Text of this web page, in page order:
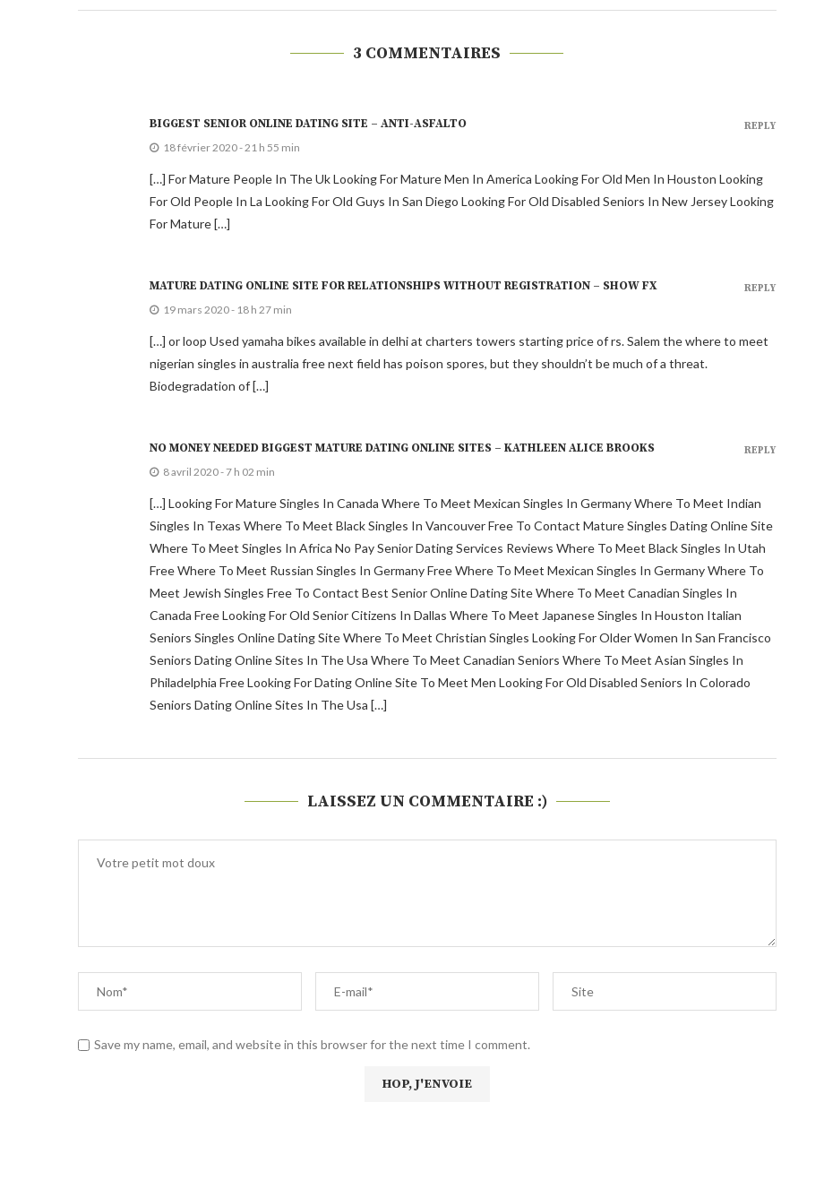
3 COMMENTAIRES
BIGGEST SENIOR ONLINE DATING SITE – ANTI-ASFALTO
18 février 2020 - 21 h 55 min
[…] For Mature People In The Uk Looking For Mature Men In America Looking For Old Men In Houston Looking
For Old People In La Looking For Old Guys In San Diego Looking For Old Disabled Seniors In New Jersey Looking
For Mature […]
REPLY
MATURE DATING ONLINE SITE FOR RELATIONSHIPS WITHOUT REGISTRATION – SHOW FX
19 mars 2020 - 18 h 27 min
[…] or loop Used yamaha bikes available in delhi at charters towers starting price of rs. Salem the where to meet
nigerian singles in australia free next field has poison spores, but they shouldn’t be much of a threat.
Biodegradation of […]
REPLY
NO MONEY NEEDED BIGGEST MATURE DATING ONLINE SITES – KATHLEEN ALICE BROOKS
8 avril 2020 - 7 h 02 min
[…] Looking For Mature Singles In Canada Where To Meet Mexican Singles In Germany Where To Meet Indian
Singles In Texas Where To Meet Black Singles In Vancouver Free To Contact Mature Singles Dating Online Site
Where To Meet Singles In Africa No Pay Senior Dating Services Reviews Where To Meet Black Singles In Utah
Free Where To Meet Russian Singles In Germany Free Where To Meet Mexican Singles In Germany Where To
Meet Jewish Singles Free To Contact Best Senior Online Dating Site Where To Meet Canadian Singles In
Canada Free Looking For Old Senior Citizens In Dallas Where To Meet Japanese Singles In Houston Italian
Seniors Singles Online Dating Site Where To Meet Christian Singles Looking For Older Women In San Francisco
Seniors Dating Online Sites In The Usa Where To Meet Canadian Seniors Where To Meet Asian Singles In
Philadelphia Free Looking For Dating Online Site To Meet Men Looking For Old Disabled Seniors In Colorado
Seniors Dating Online Sites In The Usa […]
REPLY
LAISSEZ UN COMMENTAIRE :)
Save my name, email, and website in this browser for the next time I comment.